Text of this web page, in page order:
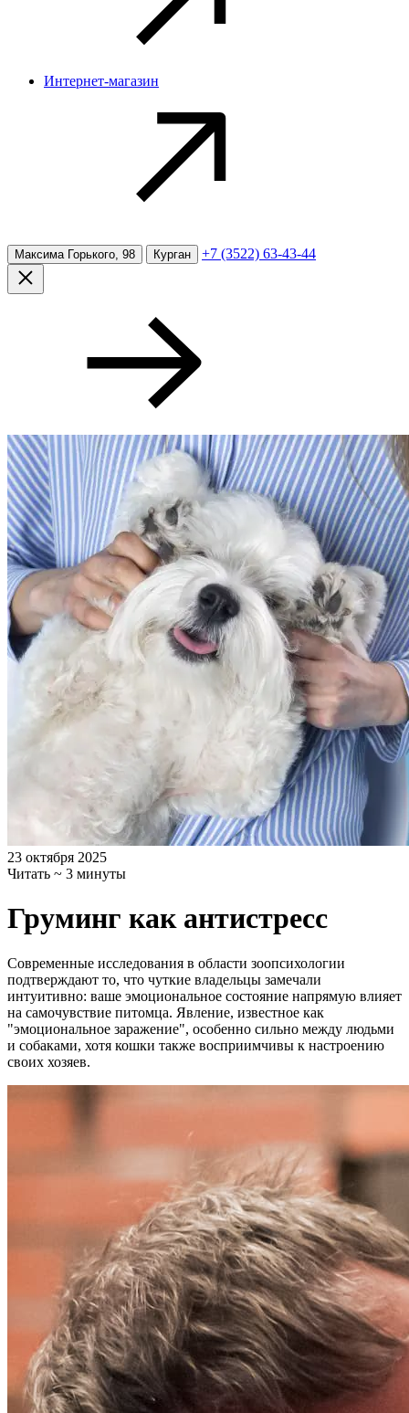
Интернет-магазин
Максима Горького, 98 Курган +7 (3522) 63-43-44
23 октября 2025
Читать ~ 3 минуты
Груминг как антистресс
Современные исследования в области зоопсихологии
подтверждают то, что чуткие владельцы замечали
интуитивно: ваше эмоциональное состояние напрямую влияет
на самочувствие питомца. Явление, известное как
"эмоциональное заражение", особенно сильно между людьми
и собаками, хотя кошки также восприимчивы к настроению
своих хозяев.